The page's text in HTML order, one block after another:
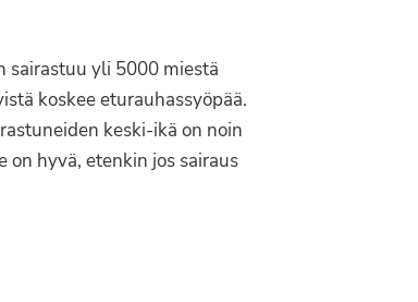
sairastuu yli 5000 miestä
koskee eturauhassyöpää.
keski-ikä on noin
hyvä, etenkin jos sairaus